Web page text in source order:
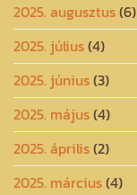
2025. augusztus(6)
2025. július(4)
2025. június(3)
2025. május(4)
2025. április(2)
2025. március(4)